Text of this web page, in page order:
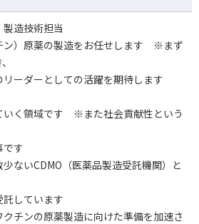
製造技術担当
ン）原薬の製造をお任せします ※まず
ーダーとしての活躍を期待します
いく領域です ※また社会貢献性という
す
ないCDMO（医薬品製造受託機関）と
しています
クチンの原薬製造に向けた準備を加速さ